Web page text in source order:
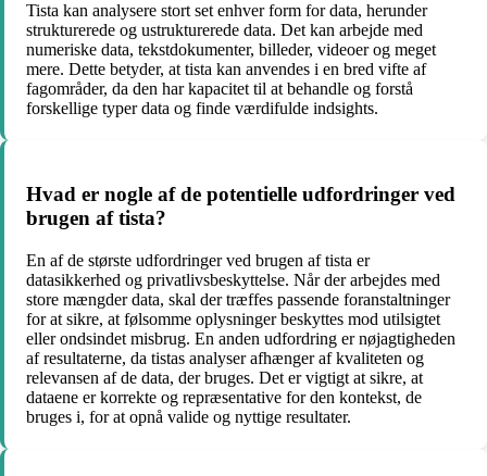
Tista kan analysere stort set enhver form for data, herunder
strukturerede og ustrukturerede data. Det kan arbejde med
numeriske data, tekstdokumenter, billeder, videoer og meget
mere. Dette betyder, at tista kan anvendes i en bred vifte af
fagområder, da den har kapacitet til at behandle og forstå
forskellige typer data og finde værdifulde indsights.
Hvad er nogle af de potentielle udfordringer ved
brugen af tista?
En af de største udfordringer ved brugen af tista er
datasikkerhed og privatlivsbeskyttelse. Når der arbejdes med
store mængder data, skal der træffes passende foranstaltninger
for at sikre, at følsomme oplysninger beskyttes mod utilsigtet
eller ondsindet misbrug. En anden udfordring er nøjagtigheden
af resultaterne, da tistas analyser afhænger af kvaliteten og
relevansen af de data, der bruges. Det er vigtigt at sikre, at
dataene er korrekte og repræsentative for den kontekst, de
bruges i, for at opnå valide og nyttige resultater.